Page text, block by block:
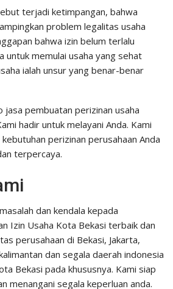
terjadi ketimpangan, bahwa
problem legalitas usaha
bahwa izin belum terlalu
untuk memulai usaha yang sehat
ialah unsur yang benar-benar
jasa pembuatan perizinan usaha
hadir untuk melayani Anda. Kami
perizinan perusahaan Anda
terpercaya.
dan kendala kepada
Izin Usaha Kota Bekasi terbaik dan
perusahaan di Bekasi, Jakarta,
dan segala daerah indonesia
Bekasi pada khususnya. Kami siap
menangani segala keperluan anda.